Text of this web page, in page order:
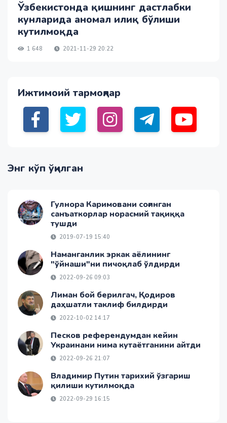
Ўзбекистонда қишнинг дастлабки
кунларида аномал илиқ бўлиши
кутилмоқда
1 648 2021-11-29 20:22
Ижтимоий тармоқлар
Энг кўп ўқилган
Гулнора Каримовани соғинган
санъаткорлар норасмий тақиққа
тушди
2019-07-19 15:40
Наманганлик эркак аёлининг
"ўйнаши"ни пичоқлаб ўлдирди
2022-09-26 09:03
Лиман бой берилгач, Қодиров
даҳшатли таклиф билдирди
2022-10-02 14:17
Песков референдумдан кейин
Украинани нима кутаётганини айтди
2022-09-26 21:07
Владимир Путин тарихий ўзгариш
қилиши кутилмоқда
2022-09-29 16:15